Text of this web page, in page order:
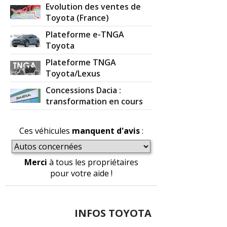
Evolution des ventes de
Toyota (France)
Plateforme e-TNGA
Toyota
Plateforme TNGA
Toyota/Lexus
Concessions Dacia :
transformation en cours
Ces véhicules manquent d'avis:
Merci à tous les propriétaires
pour votre aide !
INFOS TOYOTA